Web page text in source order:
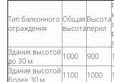
Тип балконного
ограждения
Общая
высота
Высота
перил
Здания высотой
до 30 м
1000 900
Здания высотой
более 30 м
1100 1000